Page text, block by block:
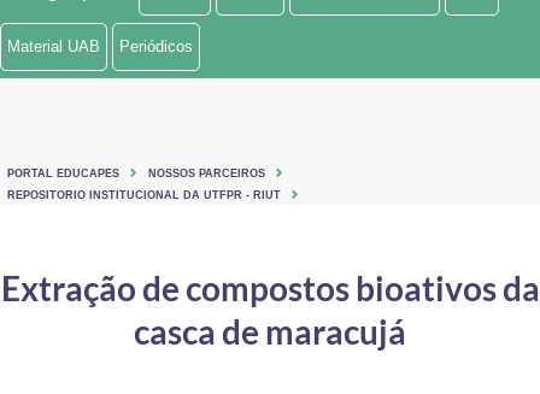
Ministério de Minas e Energia
Ministério do Turismo
Controladoria-Geral da União
Material UAB Periódicos
PORTAL EDUCAPES
NOSSOS PARCEIROS
REPOSITORIO INSTITUCIONAL DA UTFPR - RIUT
Extração de compostos bioativos da
casca de maracujá